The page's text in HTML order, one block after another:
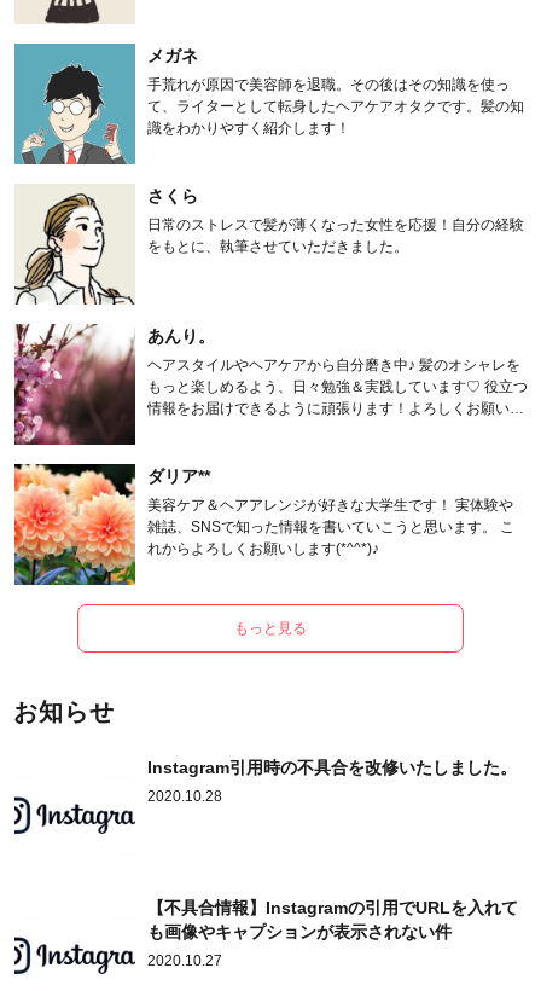
メガネ
手荒れが原因で美容師を退職。その後はその知識を使っ
て、ライターとして転身したヘアケアオタクです。髪の知
識をわかりやすく紹介します！
さくら
日常のストレスで髪が薄くなった女性を応援！自分の経験
をもとに、執筆させていただきました。
あんり。
ヘアスタイルやヘアケアから自分磨き中♪ 髪のオシャレを
もっと楽しめるよう、日々勉強＆実践しています♡ 役立つ
情報をお届けできるように頑張ります！よろしくお願いし
ダリア**
美容ケア＆ヘアアレンジが好きな大学生です！ 実体験や
雑誌、SNSで知った情報を書いていこうと思います。 こ
れからよろしくお願いします(*^^*)♪
もっと見る
お知らせ
Instagram引用時の不具合を改修いたしました。
2020.10.28
【不具合情報】Instagramの引用でURLを入れて
も画像やキャプションが表示されない件
2020.10.27